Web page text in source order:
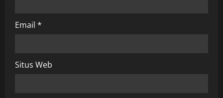
Email *
Situs Web